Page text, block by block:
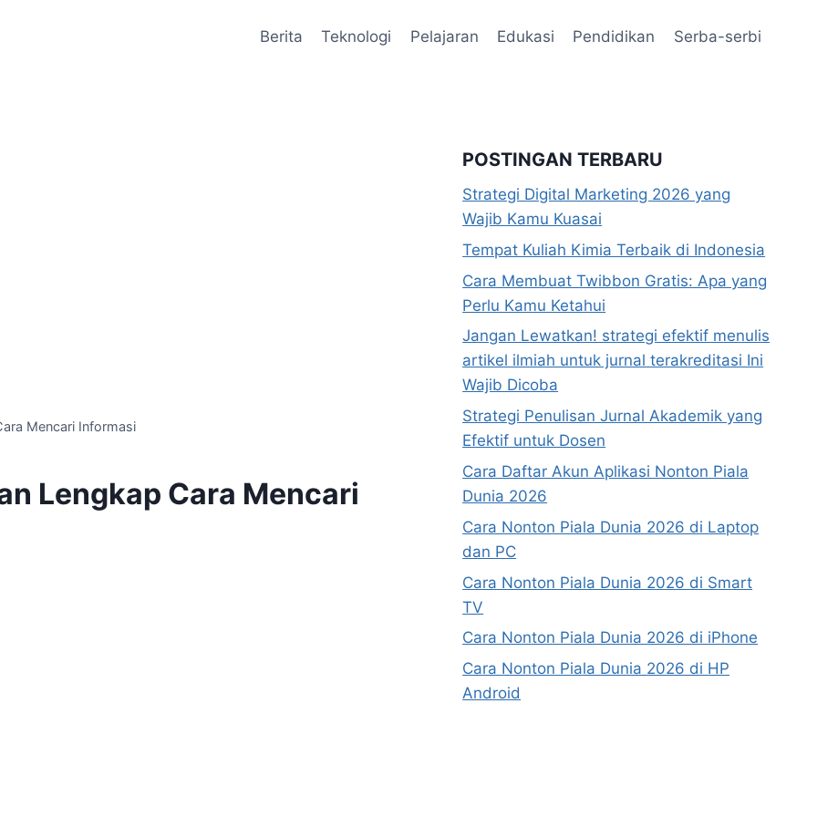
Berita Teknologi Pelajaran Edukasi Pendidikan Serba-serbi
Mencari Informasi
Lengkap Cara Mencari
POSTINGAN TERBARU
Strategi Digital Marketing 2026 yang
Wajib Kamu Kuasai
Tempat Kuliah Kimia Terbaik di Indonesia
Cara Membuat Twibbon Gratis: Apa yang
Perlu Kamu Ketahui
Jangan Lewatkan! strategi efektif menulis
artikel ilmiah untuk jurnal terakreditasi Ini
Wajib Dicoba
Strategi Penulisan Jurnal Akademik yang
Efektif untuk Dosen
Cara Daftar Akun Aplikasi Nonton Piala
Dunia 2026
Cara Nonton Piala Dunia 2026 di Laptop
dan PC
Cara Nonton Piala Dunia 2026 di Smart
TV
Cara Nonton Piala Dunia 2026 di iPhone
Cara Nonton Piala Dunia 2026 di HP
Android